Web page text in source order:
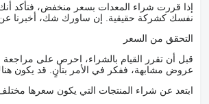
إذا قررت شراء المعدات بسعر منخفض، فتأكد
نفسك كشركة حقيقية. إن ساورك شك، أخبرنا عن
التحقق من السعر
قبل أن تقرر القيام بالشراء، احرص على
عروض مشابهة، ففكر في الأمر بتأنٍ. قد يكون
ابتعد عن شراء المنتجات التي يكون سعرها